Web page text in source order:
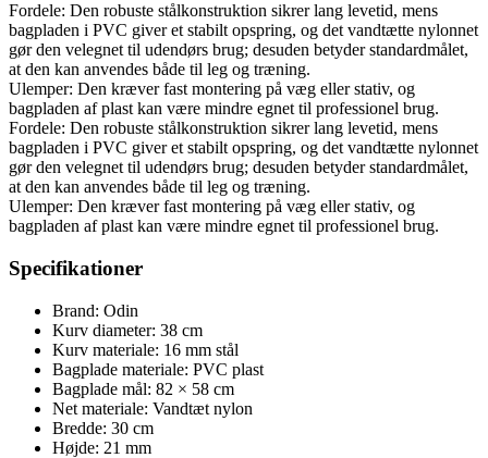
Fordele: Den robuste stålkonstruktion sikrer lang levetid, mens
bagpladen i PVC giver et stabilt opspring, og det vandtætte nylonnet
gør den velegnet til udendørs brug; desuden betyder standardmålet,
at den kan anvendes både til leg og træning.
Ulemper: Den kræver fast montering på væg eller stativ, og
bagpladen af plast kan være mindre egnet til professionel brug.
Fordele: Den robuste stålkonstruktion sikrer lang levetid, mens
bagpladen i PVC giver et stabilt opspring, og det vandtætte nylonnet
gør den velegnet til udendørs brug; desuden betyder standardmålet,
at den kan anvendes både til leg og træning.
Ulemper: Den kræver fast montering på væg eller stativ, og
bagpladen af plast kan være mindre egnet til professionel brug.
Specifikationer
Brand: Odin
Kurv diameter: 38 cm
Kurv materiale: 16 mm stål
Bagplade materiale: PVC plast
Bagplade mål: 82 × 58 cm
Net materiale: Vandtæt nylon
Bredde: 30 cm
Højde: 21 mm